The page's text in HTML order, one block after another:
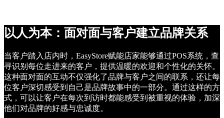
以人为本：面对面与客户建立品牌关系
当客户踏入店内时，EasyStore赋能店家能够通过POS系统，查
寻识别每位走进来的客户，提供温暖的欢迎和个性化的关怀。
这种面对面的互动不仅强化了品牌与客户之间的联系，还让每
位客户深切感受到自己是品牌故事中的一部分。通过这样的方
式，可以让客户在每次到访时都能感受到被重视的体验，加深
他们对品牌的好感与忠诚度。